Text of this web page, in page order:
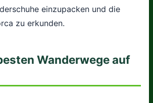
einzupacken und die
zu erkunden.
Wanderwege auf